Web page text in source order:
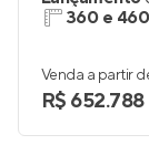
360 e 460
Venda a partir
R$ 652.788